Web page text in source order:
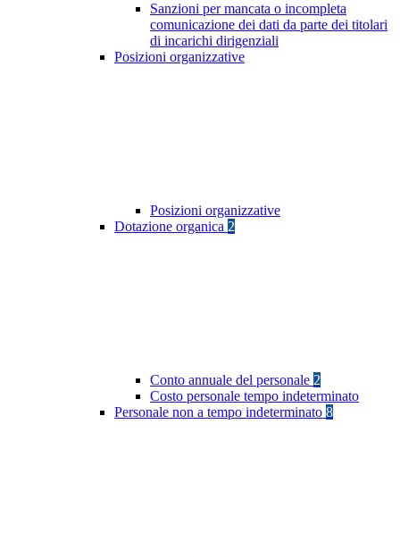
Sanzioni per mancata o incompleta
comunicazione dei dati da parte dei titolari
di incarichi dirigenziali
Posizioni organizzative
Posizioni organizzative
Dotazione organica 2
Conto annuale del personale 2
Costo personale tempo indeterminato
Personale non a tempo indeterminato 8